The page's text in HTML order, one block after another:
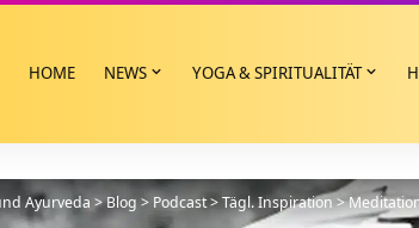
HOME NEWS YOGA & SPIRITUALITÄT
Ayurveda >Blog > Podcast>Tägl. Inspiration>